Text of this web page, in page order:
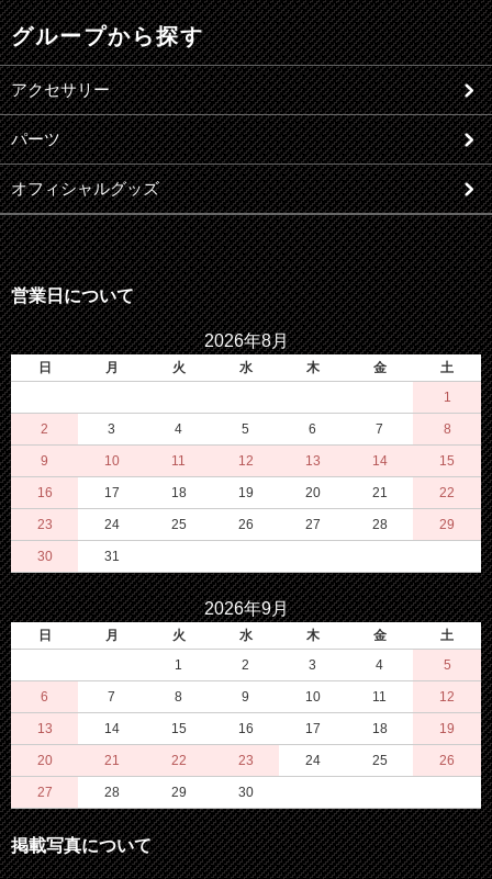
グループから探す
アクセサリー
パーツ
オフィシャルグッズ
営業日について
2026年8月
日 月 火 水 木 金
土
1
2 3 4 5 6 7 8
9 10 11 12 13 14 15
16 17 18 19 20 21 22
23 24 25 26 27 28 29
30 31
2026年9月
日 月 火 水 木 金
土
1
2 3 4 5
6 7 8 9 10 11 12
13 14 15 16 17 18 19
20 21 22 23 24 25 26
27 28 29 30
掲載写真について